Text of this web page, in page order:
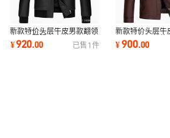
新款特价头层牛皮男款翻领
中国空军服真皮皮衣真皮夹
克男一件代发
¥920.00 已售 1 件
新款特价头层牛
男士西装领单
一件代发
¥900.00